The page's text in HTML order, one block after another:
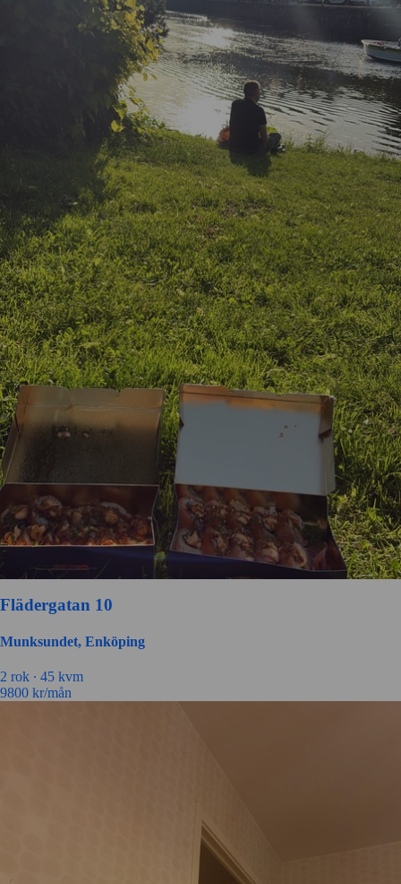
Flädergatan 10
Munksundet, Enköping
2 rok ∙ 45 kvm
9800 kr/mån